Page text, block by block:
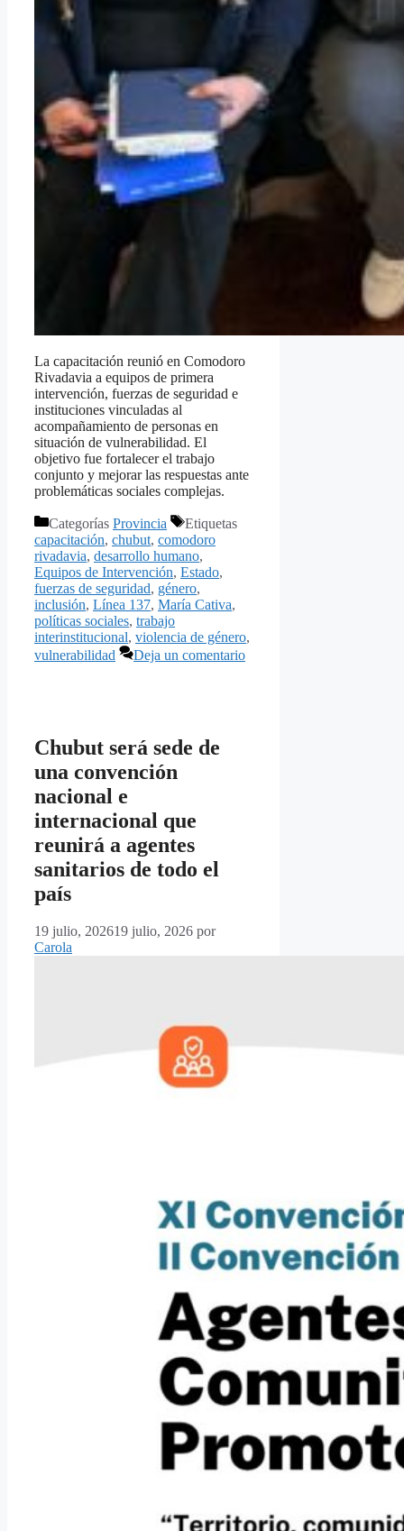
La capacitación reunió en Comodoro
Rivadavia a equipos de primera
intervención, fuerzas de seguridad e
instituciones vinculadas al
acompañamiento de personas en
situación de vulnerabilidad. El
objetivo fue fortalecer el trabajo
conjunto y mejorar las respuestas ante
problemáticas sociales complejas.
Categorías Provincia
Etiquetas
capacitación, chubut, comodoro
rivadavia, desarrollo humano,
Equipos de Intervención, Estado,
fuerzas de seguridad, género,
inclusión, Línea 137, María Cativa,
políticas sociales, trabajo
interinstitucional, violencia de género,
vulnerabilidad
Deja un comentario
Chubut será sede de
una convención
nacional e
internacional que
reunirá a agentes
sanitarios de todo el
país
19 julio, 202619 julio, 2026 por
Carola